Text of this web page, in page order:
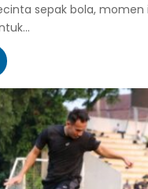
sepak bola, momen